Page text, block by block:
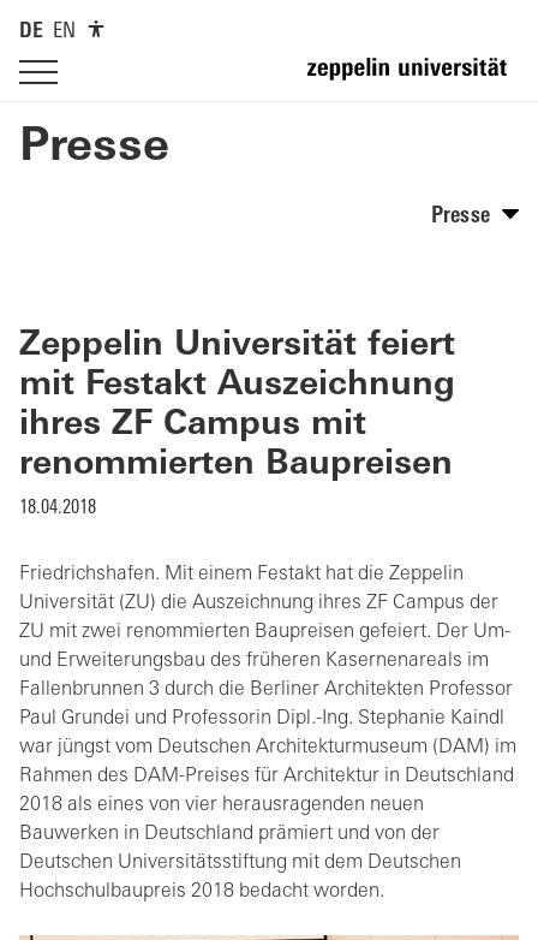
DE EN
Presse
Presse
Zeppelin Universität feiert
mit Festakt Auszeichnung
ihres ZF Campus mit
renommierten Baupreisen
18.04.2018
Friedrichshafen. Mit einem Festakt hat die Zeppelin
Universität (ZU) die Auszeichnung ihres ZF Campus der
ZU mit zwei renommierten Baupreisen gefeiert. Der Um-
und Erweiterungsbau des früheren Kasernenareals im
Fallenbrunnen 3 durch die Berliner Architekten Professor
Paul Grundei und Professorin Dipl.-Ing. Stephanie Kaindl
war jüngst vom Deutschen Architekturmuseum (DAM) im
Rahmen des DAM-Preises für Architektur in Deutschland
2018 als eines von vier herausragenden neuen
Bauwerken in Deutschland prämiert und von der
Deutschen Universitätsstiftung mit dem Deutschen
Hochschulbaupreis 2018 bedacht worden.